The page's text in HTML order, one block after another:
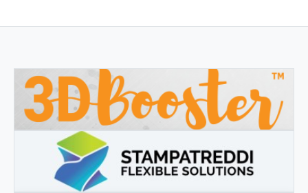
3DBOOSTER
3DBooster - Productos innovadores para impresión 3D